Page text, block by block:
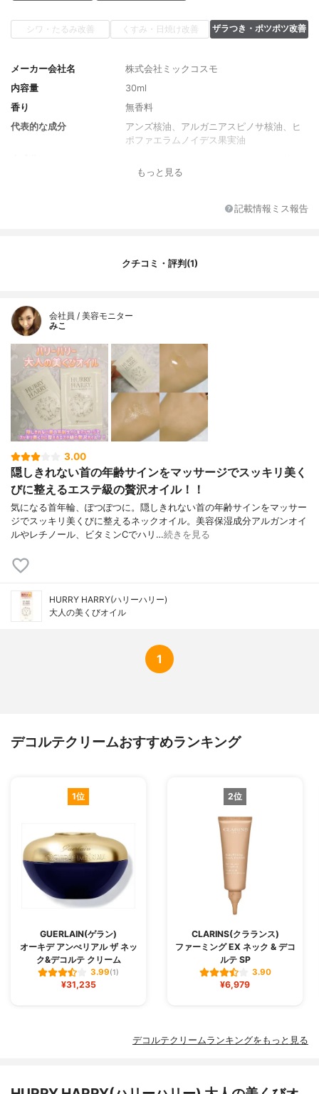
シワ・たるみ改善 くすみ・日焼け改善 ザラつき・ポツポツ改善
メーカー会社名
株式会社ミックコスモ
内容量
30ml
香り
無香料
代表的な成分
アンズ核油、アルガニアスピノサ核油、ヒ
ポファエラムノイデス果実油
油、アルガニアスピノサ核油、ヒポファエ
もっと見る
記載情報ミス報告
クチコミ・評判(1)
会社員 / 美容モニター
みこ
3.00
隠しきれない首の年齢サインをマッサージでスッキリ美く
びに整えるエステ級の贅沢オイル！！
気になる首年輪、ぽつぽつに。隠しきれない首の年齢サインをマッサー
ジでスッキリ美くびに整えるネックオイル。美容保湿成分アルガンオイ
ルやレチノール、ビタミンCでハリ…続きを見る
HURRY HARRY(ハリーハリー)
大人の美くびオイル
1
デコルテクリームおすすめランキング
1位
GUERLAIN(ゲラン)
オーキデ アンぺリアル ザ ネッ
ク&デコルテ クリーム
3.99(1)
¥31,235
2位
CLARINS(クラランス)
ファーミング EX ネック & デコ
ルテ SP
3.90
¥6,979
デコルテクリームランキングをもっと見る